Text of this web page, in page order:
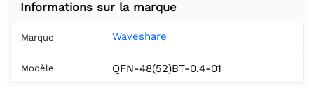
Informations sur la marque
Marque Waveshare
Modèle QFN-48(52)BT-0.4-01